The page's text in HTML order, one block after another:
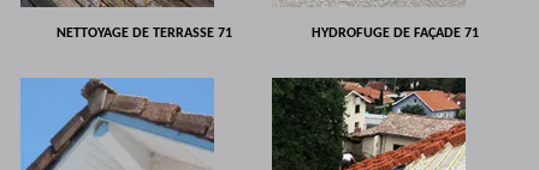
NETTOYAGE DE TERRASSE 71 HYDROFUGE DE FAÇADE 71